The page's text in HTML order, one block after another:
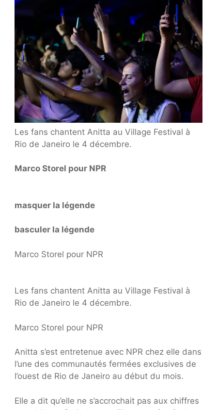
Les fans chantent Anitta au Village Festival à
Rio de Janeiro le 4 décembre.
Marco Storel pour NPR
masquer la légende
basculer la légende
Marco Storel pour NPR
Les fans chantent Anitta au Village Festival à
Rio de Janeiro le 4 décembre.
Marco Storel pour NPR
Anitta s’est entretenue avec NPR chez elle dans
l’une des communautés fermées exclusives de
l’ouest de Rio de Janeiro au début du mois.
Elle a dit qu’elle ne s’accrochait pas aux chiffres